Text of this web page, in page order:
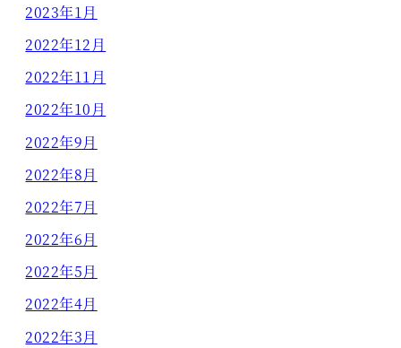
2023年1月
2022年12月
2022年11月
2022年10月
2022年9月
2022年8月
2022年7月
2022年6月
2022年5月
2022年4月
2022年3月